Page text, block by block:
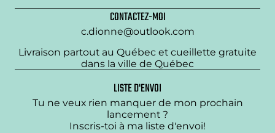
CONTACTEZ-MOI
c.dionne@outlook.com
Livraison partout au Québec et cueillette gratuite
dans la ville de Québec
LISTE D'ENVOI
Tu ne veux rien manquer de mon prochain
lancement ?
Inscris-toi à ma liste d'envoi!